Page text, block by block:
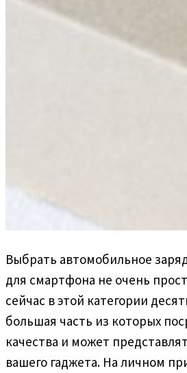
Выбрать автомобильное
для смартфона не очень
сейчас в этой категории
большая часть из которых
качества и может
вашего гаджета. На личном